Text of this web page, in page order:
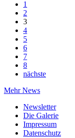
1
2
3
4
5
6
7
8
nächste
Mehr News
Newsletter
Die Galerie
Impressum
Datenschutz